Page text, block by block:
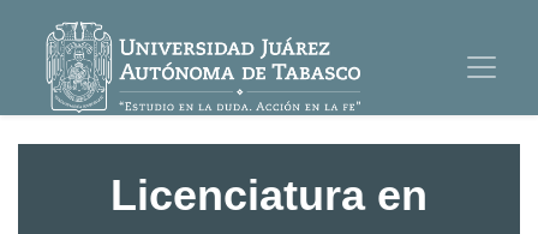
Licenciatura en